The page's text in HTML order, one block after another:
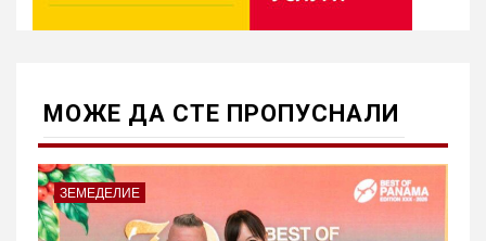
МОЖE ДА СТЕ ПРОПУСНАЛИ
ЗЕМЕДЕЛИЕ